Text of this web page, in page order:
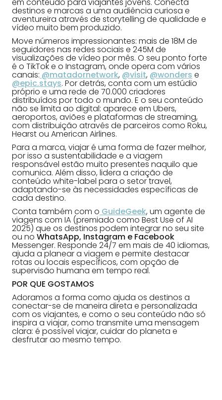
destinos e marcas a uma audiência curiosa e
aventureira através de storytelling de qualidade e
vídeo muito bem produzido.
Move números impressionantes: mais de 18M de
seguidores nas redes sociais e 245M de
visualizações de vídeo por mês. O seu ponto forte
é o TikTok e o Instagram, onde opera com vários
canais: @matadornetwork, @visit, @wonders e
@epic.stays. Por detrás, conta com um estúdio
próprio e uma rede de 70.000 criadores
distribuídos por todo o mundo. E o seu conteúdo
não se limita ao digital: aparece em Ubers,
aeroportos, aviões e plataformas de streaming,
com distribuição através de parceiros como Roku,
Hearst ou American Airlines.
Para a marca, viajar é uma forma de fazer melhor,
por isso a sustentabilidade e a viagem
responsável estão muito presentes naquilo que
comunica. Além disso, lidera a criação de
conteúdo white-label para o setor travel,
adaptando-se às necessidades específicas de
cada destino.
Conta também com o GuideGeek, um agente de
viagens com IA (premiado como Best Use of AI
2025) que os destinos podem integrar no seu site
ou no WhatsApp, Instagram e Facebook
Messenger. Responde 24/7 em mais de 40 idiomas,
ajuda a planear a viagem e permite destacar
rotas ou locais específicos, com opção de
supervisão humana em tempo real.
POR QUE GOSTAMOS
Adoramos a forma como ajuda os destinos a
conectar-se de maneira direta e personalizada
com os viajantes, e como o seu conteúdo não só
inspira a viajar, como transmite uma mensagem
clara: é possível viajar, cuidar do planeta e
desfrutar ao mesmo tempo.